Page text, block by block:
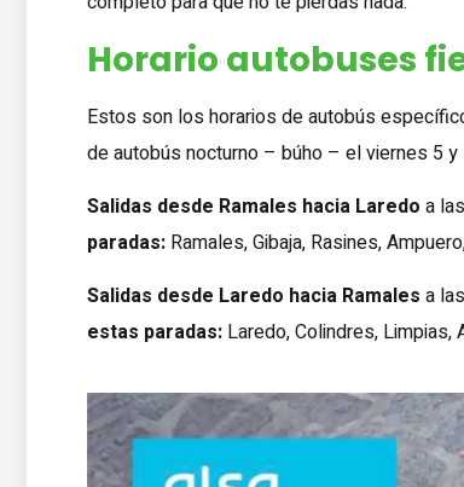
Horario autobuses
Estos son los horarios de autobús
de autobús nocturno – búho – el viernes 5 y
Salidas desde Ramales hacia Laredo a
paradas: Ramales, Gibaja, Rasines,
Salidas desde Laredo hacia Ramales a
estas paradas: Laredo, Colindres, Limpias,